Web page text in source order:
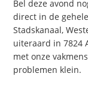
Bel deze avond
direct in de
Stadskanaal,
uiteraard in 7824
met onze
problemen klein.